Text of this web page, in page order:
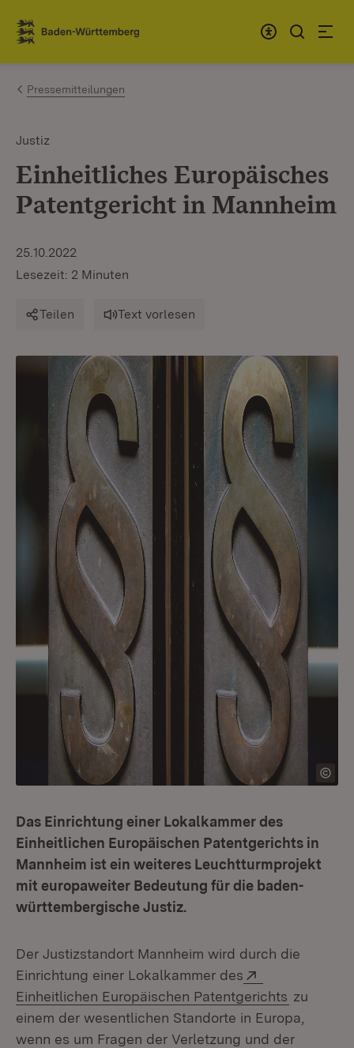
Zum Inhalt springen
Link zur Startseite
Pressemitteilungen
Justiz
Einheitliches Europäisches
Patentgericht in Mannheim
25.10.2022
Lesezeit: 2 Minuten
Teilen Text vorlesen
Das Einrichtung einer Lokalkammer des
Einheitlichen Europäischen Patentgerichts in
Mannheim ist ein weiteres Leuchtturmprojekt
mit europaweiter Bedeutung für die baden-
württembergische Justiz.
Der Justizstandort Mannheim wird durch die
Einrichtung einer Lokalkammer des
Einheitlichen Europäischen Patentgerichts (Öffnet
zu
einem der wesentlichen Standorte in Europa,
wenn es um Fragen der Verletzung und der